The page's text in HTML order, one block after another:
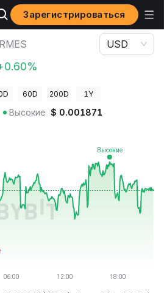
Зарегистрироваться
HERMES HERMES
USD
60D 200D 1Y
Высокие $ 0.001871